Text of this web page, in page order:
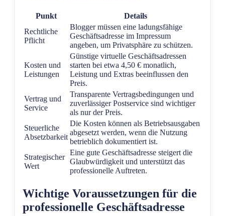
Punkt
Details
Rechtliche
Pflicht
Blogger müssen eine ladungsfähige
Geschäftsadresse im Impressum
angeben, um Privatsphäre zu schützen.
Kosten und
Leistungen
Günstige virtuelle Geschäftsadressen
starten bei etwa 4,50 € monatlich,
Leistung und Extras beeinflussen den
Preis.
Vertrag und
Service
Transparente Vertragsbedingungen und
zuverlässiger Postservice sind wichtiger
als nur der Preis.
Steuerliche
Absetzbarkeit
Die Kosten können als Betriebsausgaben
abgesetzt werden, wenn die Nutzung
betrieblich dokumentiert ist.
Strategischer
Wert
Eine gute Geschäftsadresse steigert die
Glaubwürdigkeit und unterstützt das
professionelle Auftreten.
Wichtige Voraussetzungen für die
professionelle Geschäftsadresse